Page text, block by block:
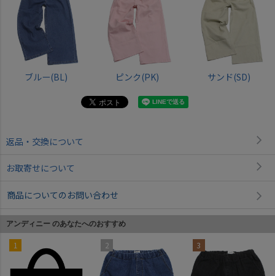
ブルー(BL) ピンク(PK) サンド(SD)
返品・交換について
お取寄せについて
商品についてのお問い合わせ
アンディニー のあなたへのおすすめ
1 2 3